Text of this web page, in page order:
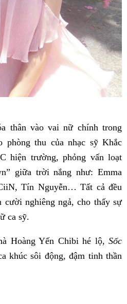
thân vào vai nữ chính trong
phòng thu của nhạc sỹ Khắc
hiện trường, phỏng vấn loạt
giữa trời nắng như: Emma
Tín Nguyễn… Tất cả đều
cười nghiêng ngả, cho thấy sự
ca sỹ.
Hoàng Yến Chibi hé lộ, Sốc
khúc sôi động, đậm tinh thần